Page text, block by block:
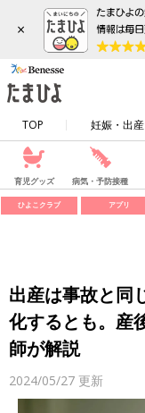
×
TOP 妊娠・出産
育児グッズ 病気・予防接種
ひよこクラブ アプリ
出産は事故と同
化するとも。産
師が解説
2024/05/27 更新